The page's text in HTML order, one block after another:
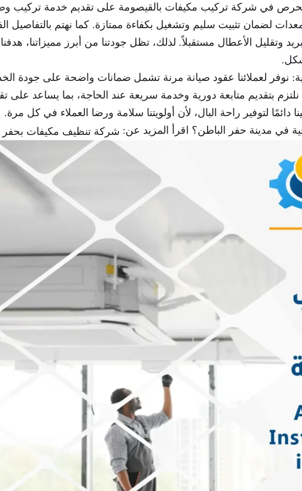
في شركة تركيب مكيفات بالقيصومة على تقديم خدمة تركيب
لضمان تثبيت سليم وتشغيل بكفاءة ممتازة. كما نهتم بالتفاصيل
وتقليل الأعطال مستقبلاً. لذلك، تظل جودتنا من أبرز مميزاتنا، هدفنا
نوفر لعملائنا عقود صيانة مرنة تشمل ضمانات واضحة على جودة
بتقديم متابعة دورية وخدمة سريعة عند الحاجة، بما يساعد على
دائمًا لتوفير راحة البال، لأن أولويتنا سلامة ورضا العملاء في كل مرة.
مدينة حفر الباطن؟ اقرأ المزيد عن: شركة تنظيف مكيفات بحفر